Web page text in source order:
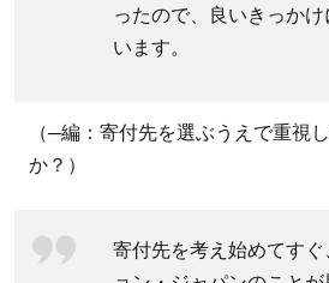
ルド・
スポン
サーに
リット
ったので、良いきっか
います。
（─編：寄付先を選ぶうえで重視
か？）
寄付先を考え始めてす